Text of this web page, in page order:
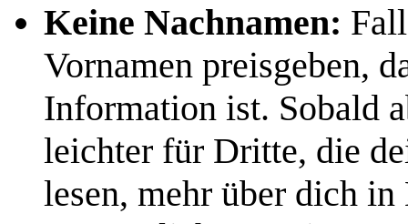
Keine Nachnamen:
Vornamen preisgeben,
Information ist. Sobald
leichter für Dritte, die
lesen, mehr über dich